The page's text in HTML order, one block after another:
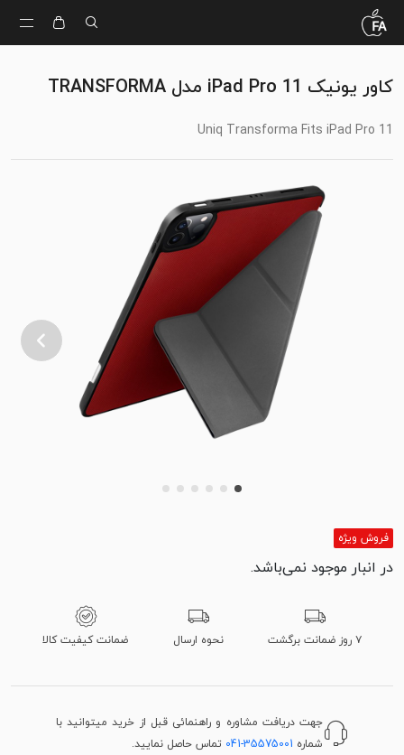
کاور یونیک iPad Pro 11 مدل TRANSFORMA
Uniq Transforma Fits iPad Pro 11
فروش ویژه
در انبار موجود نمی‌باشد.
۷ روز ضمانت برگشت نحوه ارسال ضمانت کیفیت کالا
جهت دریافت مشاوره و راهنمائی قبل از خرید میتوانید با
شماره 041-35575001 تماس حاصل نمایید.